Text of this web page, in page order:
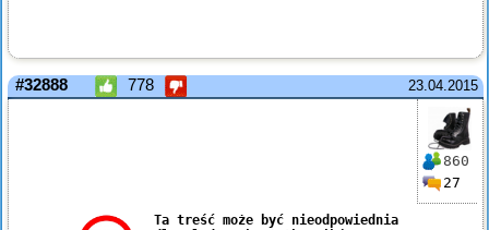
23.04.2015
#32888 778
860
27